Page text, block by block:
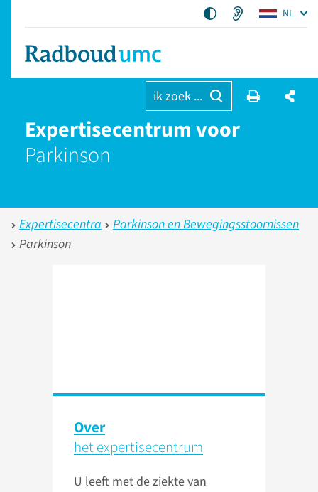
NL
ik zoek ...
Expertisecentrum voor
Parkinson
Expertisecentra
Parkinson en Bewegingsstoornissen
Parkinson
Over
het expertisecentrum
U leeft met de ziekte van